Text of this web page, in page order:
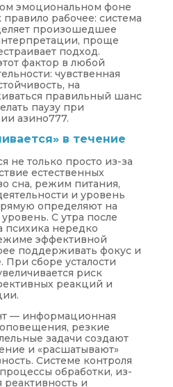
эмоциональном фоне
рабочее: система
произошедшее
проще
подход.
фактор в любой
чувственная
на
правильный шанс
паузу при
азино777.
в течение
не только просто из-за
естественных
сна, режим питания,
и уровень
определяют на
С утра после
психика нередко
эффективной
поддерживать фокус и
сборе усталости
риск
реакций и
— информационная
резкие
задачи создают
и «расшатывают»
Системе контроля
обработки, из-
реактивность и